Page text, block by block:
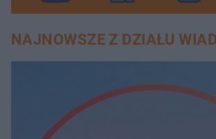
NAJNOWSZE Z DZIAŁU